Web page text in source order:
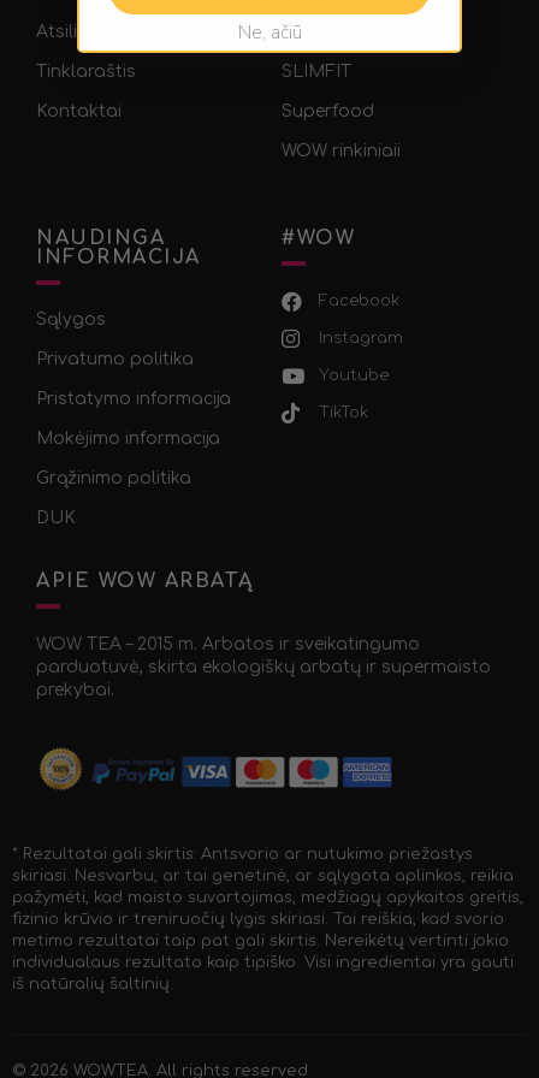
Atsiliepimai
Tinklaraštis
Kontaktai
DETOX
SLIMFIT
Superfood
WOW rinkiniaii
NAUDINGA
INFORMACIJA
Sąlygos
Privatumo politika
Pristatymo informacija
Mokėjimo informacija
Grąžinimo politika
DUK
#WOW
Facebook
Instagram
Youtube
TikTok
APIE WOW ARBATĄ
WOW TEA – 2015 m. Arbatos ir sveikatingumo
parduotuvė, skirta ekologiškų arbatų ir supermaisto
prekybai.
* Rezultatai gali skirtis: Antsvorio ar nutukimo priežastys
skiriasi. Nesvarbu, ar tai genetinė, ar sąlygota aplinkos, reikia
pažymėti, kad maisto suvartojimas, medžiagų apykaitos greitis,
fizinio krūvio ir treniruočių lygis skiriasi. Tai reiškia, kad svorio
metimo rezultatai taip pat gali skirtis. Nereikėtų vertinti jokio
individualaus rezultato kaip tipiško. Visi ingredientai yra gauti
iš natūralių šaltinių.
© 2026 WOWTEA. All rights reserved
Ne, ačiū